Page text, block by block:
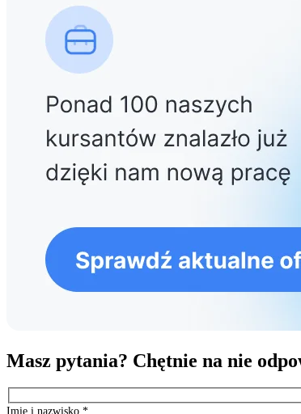
Masz pytania? Chętnie na nie
Imię i nazwisko *